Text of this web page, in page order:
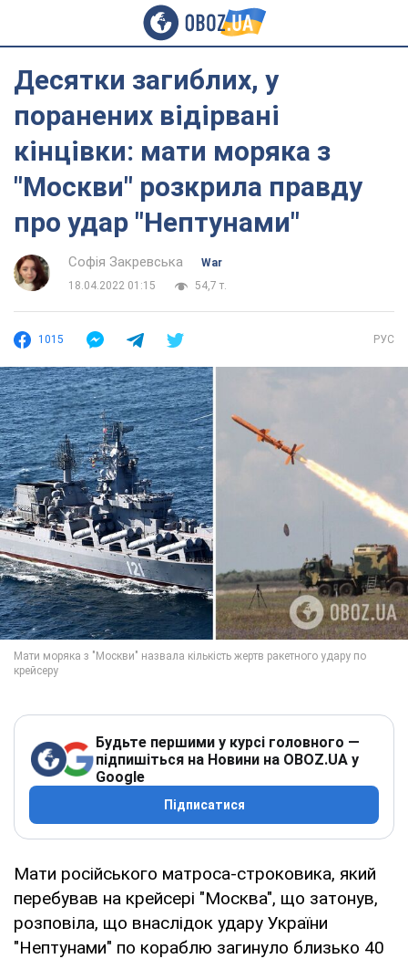
Десятки загиблих, у
поранених відірвані
кінцівки: мати моряка з
"Москви" розкрила правду
про удар "Нептунами"
Софія Закревська
War
18.04.2022 01:15
54,7 т.
1015 РУС
Будьте першими у курсі головного —
підпишіться на Новини на OBOZ.UA у
Google
Підписатися
Мати російського матроса-строковика, який
перебував на крейсері "Москва", що затонув,
розповіла, що внаслідок удару України
"Нептунами" по кораблю загинуло близько 40